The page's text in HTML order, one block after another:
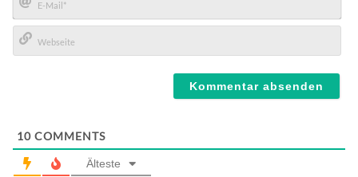
E-
Mail*
10 COMMENTS
Älteste